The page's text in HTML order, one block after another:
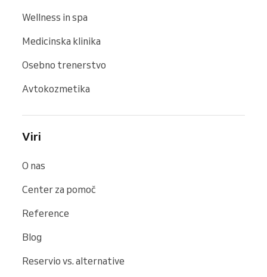
Wellness in spa
Medicinska klinika
Osebno trenerstvo
Avtokozmetika
Viri
O nas
Center za pomoč
Reference
Blog
Reservio vs. alternative